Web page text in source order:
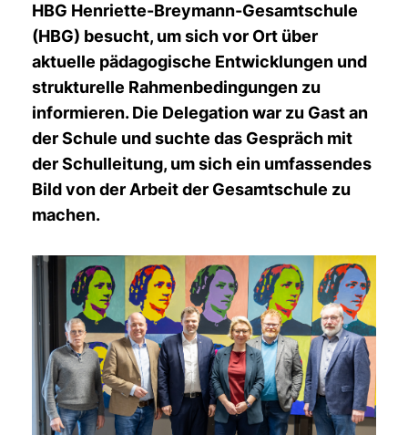
HBG Henriette-Breymann-Gesamtschule
(HBG) besucht, um sich vor Ort über
aktuelle pädagogische Entwicklungen und
strukturelle Rahmenbedingungen zu
informieren. Die Delegation war zu Gast an
der Schule und suchte das Gespräch mit
der Schulleitung, um sich ein umfassendes
Bild von der Arbeit der Gesamtschule zu
machen.